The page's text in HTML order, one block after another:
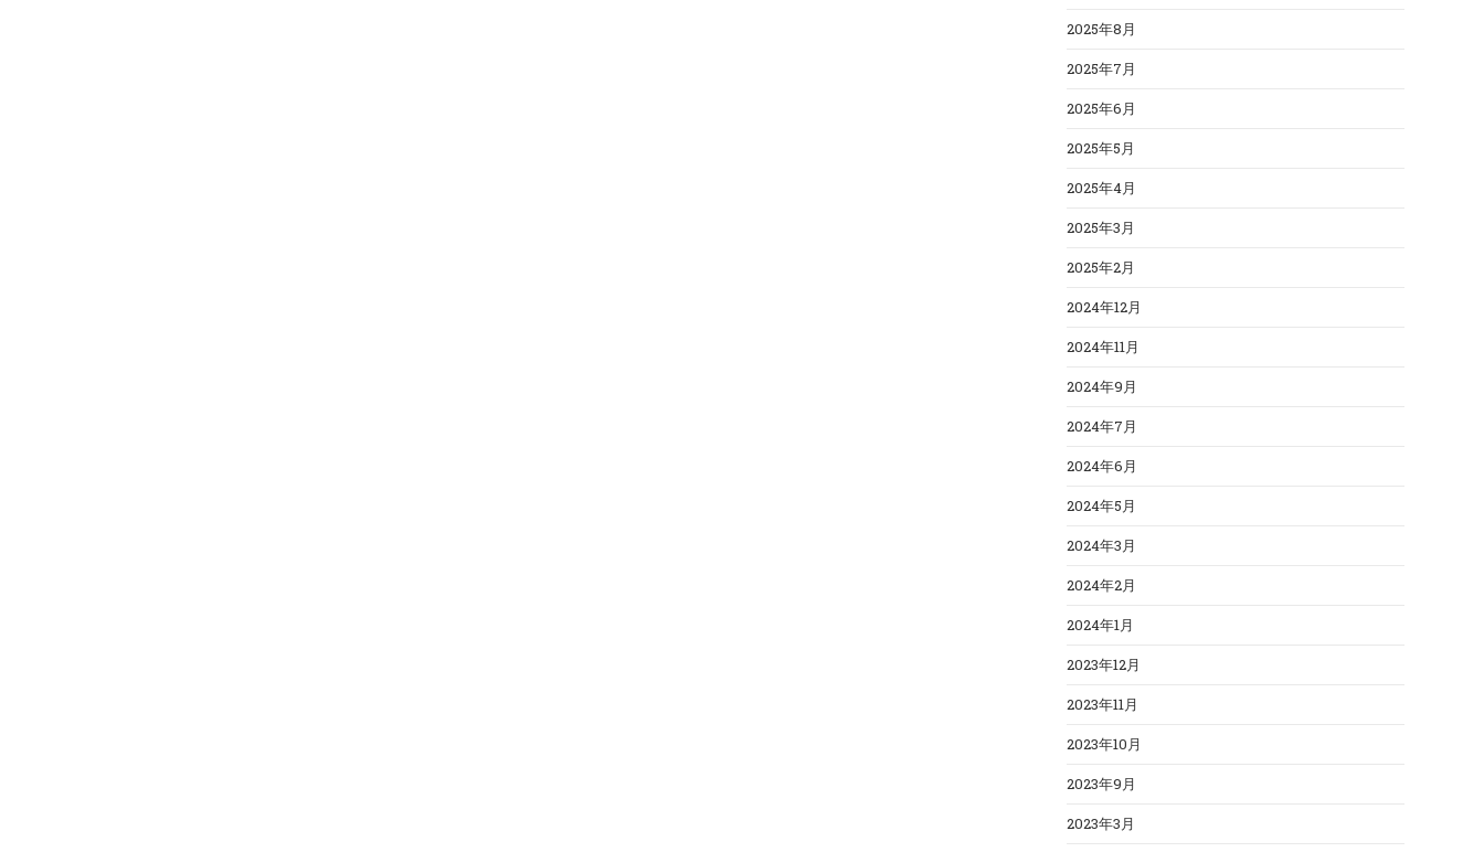
2025年8月
2025年7月
2025年6月
2025年5月
2025年4月
2025年3月
2025年2月
2024年12月
2024年11月
2024年9月
2024年7月
2024年6月
2024年5月
2024年3月
2024年2月
2024年1月
2023年12月
2023年11月
2023年10月
2023年9月
2023年3月